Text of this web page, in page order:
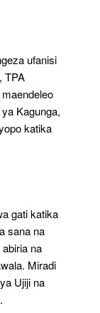
ufanisi
TPA
Kagunga,
katika
gati katika
sana na
na
Miradi
Ujiji na